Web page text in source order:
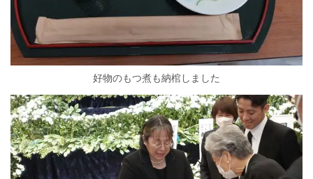
好物のもつ煮も納棺しました